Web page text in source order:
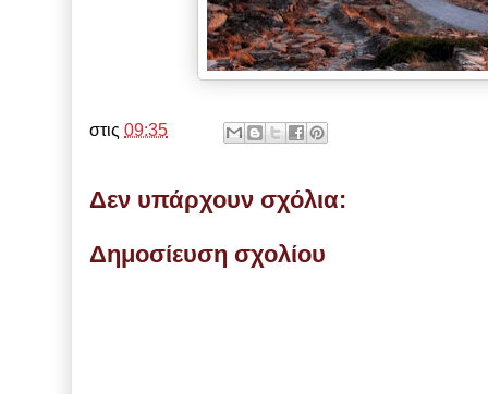
στις 09:35
Δεν υπάρχουν σχόλια:
Δημοσίευση σχολίου